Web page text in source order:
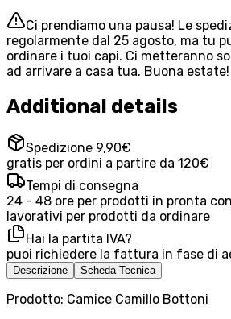
Ci prendiamo una pausa! Le
regolarmente dal 25 agosto, ma tu
ordinare i tuoi capi. Ci metteranno
ad arrivare a casa tua. Buona estate!
Additional details
Spedizione 9,90€
gratis per ordini a partire da 120€
Tempi di consegna
24 - 48 ore per prodotti in pronta
lavorativi per prodotti da ordinare
Hai la partita IVA?
puoi richiedere la fattura in fase di
Descrizione Scheda Tecnica
Prodotto: Camice Camillo Bottoni